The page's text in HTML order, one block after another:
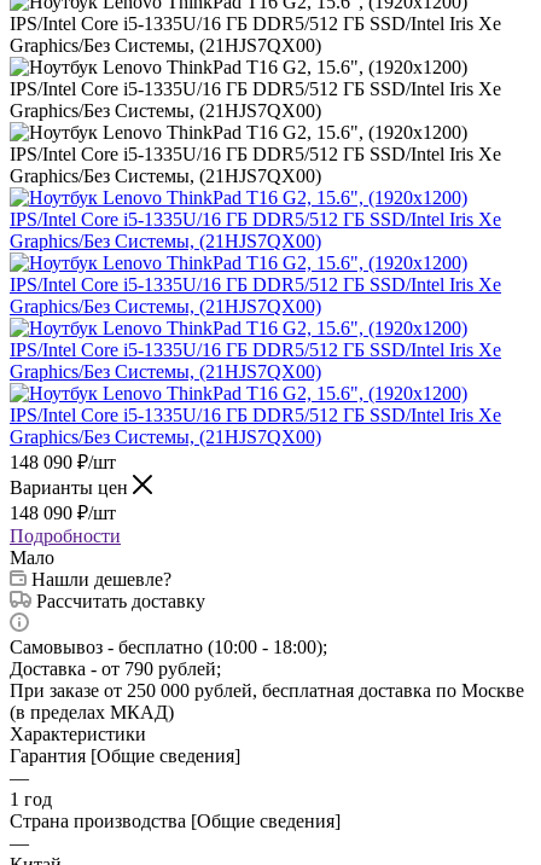
148 090 ₽/шт
Варианты цен
148 090 ₽/шт
Подробности
Мало
Нашли дешевле?
Рассчитать доставку
Самовывоз - бесплатно (10:00 - 18:00);
Доставка - от 790 рублей;
При заказе от 250 000 рублей, бесплатная доставка по Москве
(в пределах МКАД)
Характеристики
Гарантия [Общие сведения]
—
1 год
Страна производства [Общие сведения]
—